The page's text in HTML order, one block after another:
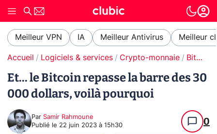
Meilleur VPN IA Meilleur Antivirus Meilleur
Accueil Logiciels & services Crypto-monnaie Bitcoin
Et... le Bitcoin repasse la barre des 30
000 dollars, voilà pourquoi
Par Samir Rahmoune
Publié le 22 juin 2023 à 15h30 0